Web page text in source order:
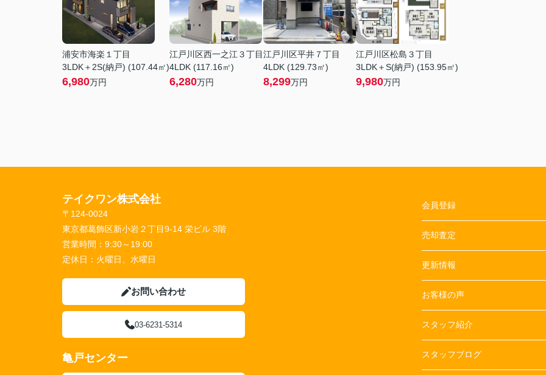
浦安市海楽１丁目
3LDK＋2S(納戸) (107.44㎡)
6,980万円
江戸川区西一之江３丁目
4LDK (117.16㎡)
6,280万円
江戸川区平井７丁目
4LDK (129.73㎡)
8,299万円
江戸川区松島３丁目
3LDK＋S(納戸) (153.95㎡)
9,980万円
テイクワン株式会社
〒124-0024
東京都葛飾区新小岩２丁目9-14 栄ビル 3階
営業時間： 9:30～19:00
定休日： 火曜日、水曜日
お問い合わせ
03-6231-5314
亀戸センター
会員登録
売却査定
更新情報
お客様の声
スタッフ紹介
スタッフブログ